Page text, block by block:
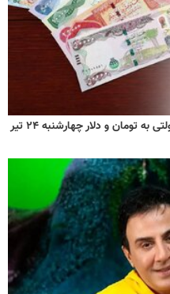
قیمت دینار عراق امروز + نرخ ارز اربعین دولتی به تومان و دلار چهارشنبه ۲۴ تیر